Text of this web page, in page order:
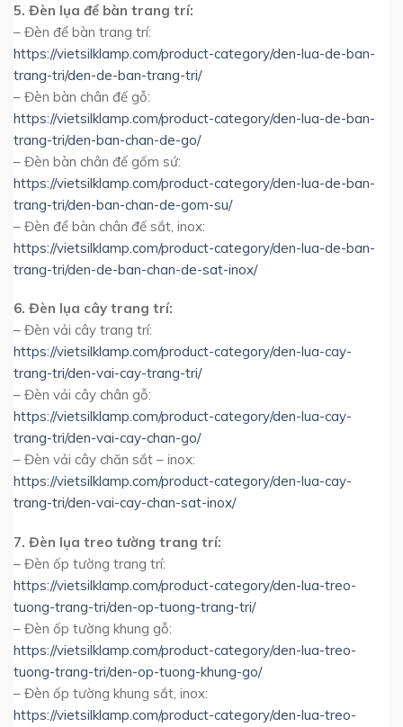
5. Đèn lụa để bàn trang trí:
– Đèn để bàn trang trí:
https://vietsilklamp.com/product-category/den-lua-de-ban-
trang-tri/den-de-ban-trang-tri/
– Đèn bàn chân đế gỗ:
https://vietsilklamp.com/product-category/den-lua-de-ban-
trang-tri/den-ban-chan-de-go/
– Đèn bàn chân đế gốm sứ:
https://vietsilklamp.com/product-category/den-lua-de-ban-
trang-tri/den-ban-chan-de-gom-su/
– Đèn để bàn chân đế sắt, inox:
https://vietsilklamp.com/product-category/den-lua-de-ban-
trang-tri/den-de-ban-chan-de-sat-inox/
6. Đèn lụa cây trang trí:
– Đèn vải cây trang trí:
https://vietsilklamp.com/product-category/den-lua-cay-
trang-tri/den-vai-cay-trang-tri/
– Đèn vải cây chân gỗ:
https://vietsilklamp.com/product-category/den-lua-cay-
trang-tri/den-vai-cay-chan-go/
– Đèn vải cây chăn sắt – inox:
https://vietsilklamp.com/product-category/den-lua-cay-
trang-tri/den-vai-cay-chan-sat-inox/
7. Đèn lụa treo tường trang trí:
– Đèn ốp tường trang trí:
https://vietsilklamp.com/product-category/den-lua-treo-
tuong-trang-tri/den-op-tuong-trang-tri/
– Đèn ốp tường khung gỗ:
https://vietsilklamp.com/product-category/den-lua-treo-
tuong-trang-tri/den-op-tuong-khung-go/
– Đèn ốp tường khung sắt, inox:
https://vietsilklamp.com/product-category/den-lua-treo-